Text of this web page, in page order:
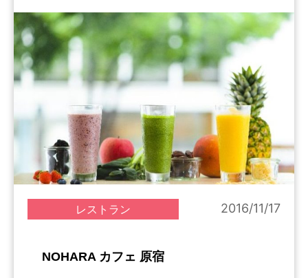
レストラン 2016/11/17
NOHARA カフェ 原宿